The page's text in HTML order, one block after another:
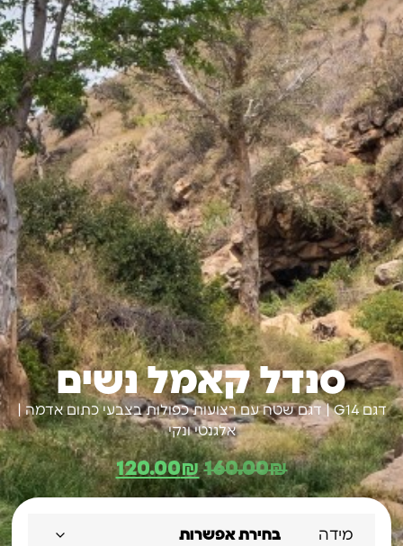
סנדל קאמל נשים
דגם G14 | דגם שטח עם רצועות כפולות בצבעי כתום אדמה |
אלגנטי ונקי
160.00₪
120.00₪
מידה